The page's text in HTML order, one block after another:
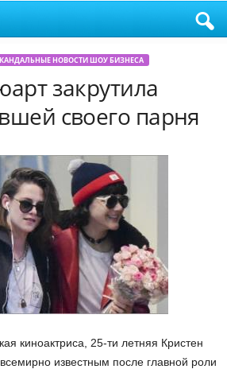
НОВОСТИ ШОУ БИЗНЕСА
закрутила
своего парня
киноактриса, 25-ти летняя Кристен
известным после главной роли